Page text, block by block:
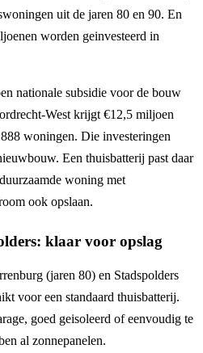
uit de jaren 80 en 90. En
worden geinvesteerd in
nationale subsidie voor de bouw
West krijgt €12,5 miljoen
woningen. Die investeringen
Een thuisbatterij past daar
woning met
ook opslaan.
klaar voor opslag
(jaren 80) en Stadspolders
voor een standaard thuisbatterij.
goed geisoleerd of eenvoudig te
al zonnepanelen.